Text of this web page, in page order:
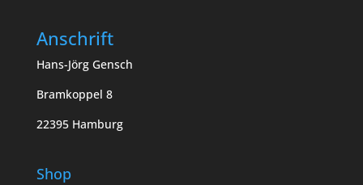
Anschrift
Hans-Jörg Gensch
Bramkoppel 8
22395 Hamburg
Shop